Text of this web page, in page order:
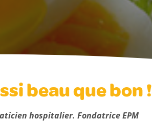
beau que bon !
hospitalier. Fondatrice EPM